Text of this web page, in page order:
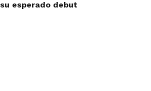
su esperado debut